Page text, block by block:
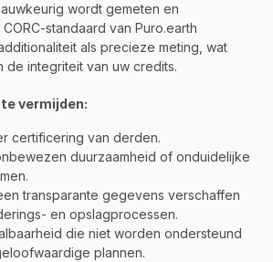
wordt gemeten en
standaard van Puro.earth
als precieze meting, wat
de integriteit van uw credits.
vermijden:
certificering van derden.
duurzaamheid of onduidelijke
transparante gegevens verschaffen
en opslagprocessen.
die niet worden ondersteund
plannen.